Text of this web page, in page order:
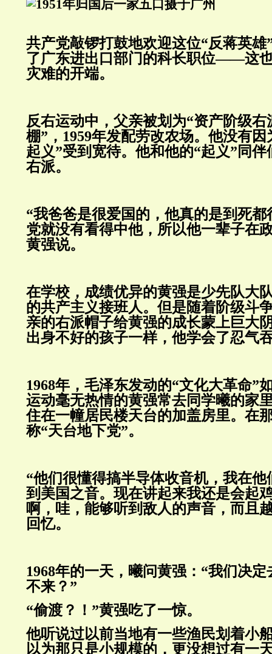
共产党敲锣打鼓地欢迎这位“反蒋英雄
了广东进出口部门的科长职位——这
灾难的开端。
反右运动中，父亲被划为“资产阶级右
棚”，1959年发配劳改农场。他没有
起义”受到宽待。他和他的“起义”同
右派。
“我爸爸是很爱国的，他真的是到死
党就没有看得中他，所以他一辈子在
黄强说。
在学校，成绩优异的黄强是少先队大
的共产主义接班人。但是随着阶级斗
亲的右派帽子给黄强的成长蒙上巨大
出身不好的孩子一样，他学会了忍气
1968年，毛泽东发动的“文化大革命”
运动毫无热情的黄强常去同学曦的家
住在一幢居民楼天台的加盖房里。在
称“天台地下党”。
“他们很懂得搞半导体收音机，我在
到美国之音。现在讲起来我还是会起
啊，哇，能够听到敌人的声音，而且
回忆。
1968年的一天，曦问黄强：“我们决
不来？”
“偷渡？！”黄强吃了一惊。
他听说过以前当地有一些渔民划着小
以为那只是小规模的，更没想过有一